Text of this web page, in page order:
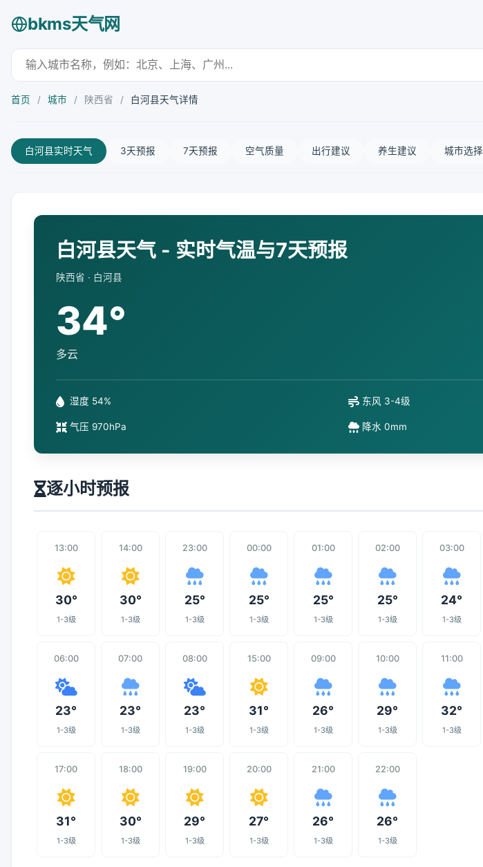
bkms天气网
首页 / 城市 / 陕西省 / 白河县天气详情
白河县实时天气 3天预报 7天预报 空气质量 出行建议 养生建议 城市选择
白河县天气 - 实时气温与7天预报
陕西省 · 白河县
34°
多云
湿度 54% 东风 3-4级
气压 970hPa 降水 0mm
逐小时预报
13:00
30°
1-3级
14:00
30°
1-3级
23:00
25°
1-3级
00:00
25°
1-3级
01:00
25°
1-3级
02:00
25°
1-3级
03:00
24°
1-3级
06:00
23°
1-3级
07:00
23°
1-3级
08:00
23°
1-3级
15:00
31°
1-3级
09:00
26°
1-3级
10:00
29°
1-3级
11:00
32°
1-3级
17:00
31°
1-3级
18:00
30°
1-3级
19:00
29°
1-3级
20:00
27°
1-3级
21:00
26°
1-3级
22:00
26°
1-3级